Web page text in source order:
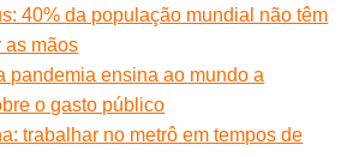
40% da população mundial não têm
as mãos
pandemia ensina ao mundo a
o gasto público
trabalhar no metrô em tempos de